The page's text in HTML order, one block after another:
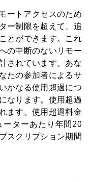
ートアクセスのため
ー制限を超えて、追
とができます。これ
の中断のないリモー
されています。あな
たの参加者によるサ
かなる使用超過につ
なります。使用超過
ます。使用超過料金
ターあたり年間20
スクリプション期間